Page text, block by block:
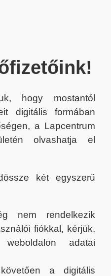
hogy mostantól
digitális formában
a Lapcentrum
olvashatja el
két egyszerű
nem rendelkezik
fiókkal, kérjük,
adatai
a digitális